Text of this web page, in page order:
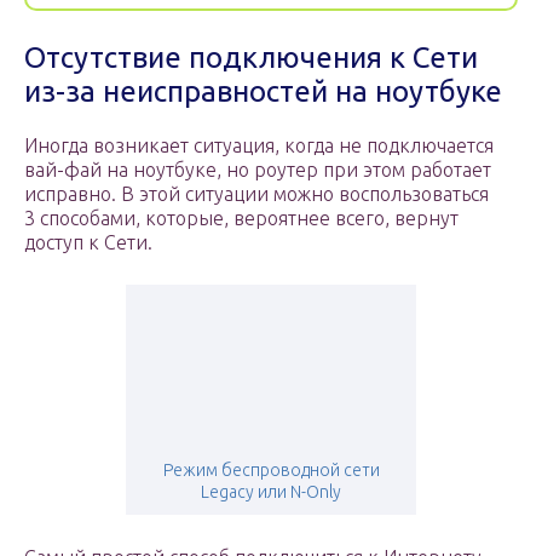
Отсутствие подключения к Сети
из-за неисправностей на ноутбуке
Иногда возникает ситуация, когда не подключается
вай-фай на ноутбуке, но роутер при этом работает
исправно. В этой ситуации можно воспользоваться
3 способами, которые, вероятнее всего, вернут
доступ к Сети.
Режим беспроводной сети
Legacy или N-Only